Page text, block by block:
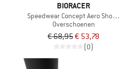
BIORACER
Speedwear Concept Aero Shoe Cover
Overschoenen
€ 68,95€ 53,78
(0)